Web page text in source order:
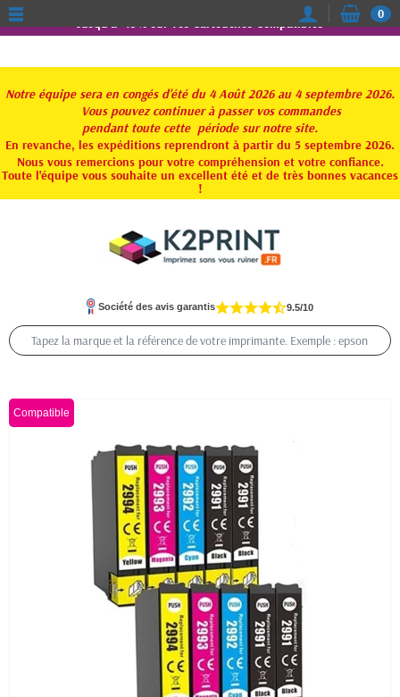
Jusqu'à -15% sur vos Cartouches Compatibles
Notre équipe sera en congés d'été du 4 Août 2026 au 4 septembre 2026.
Vous pouvez continuer à passer vos commandes
pendant toute cette période sur notre site.
En revanche, les expéditions reprendront à partir du 5 septembre 2026.
Nous vous remercions pour votre compréhension et votre confiance.
Toute l'équipe vous souhaite un excellent été et de très bonnes vacances
!
0
Société des avis garantis 9.5/10
Compatible